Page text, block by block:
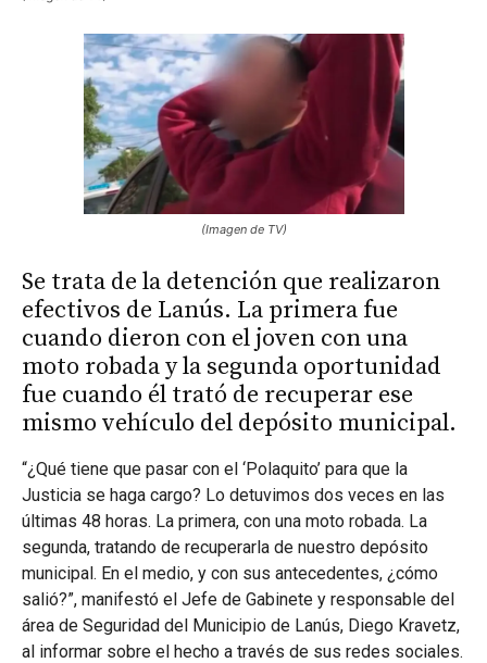
(Imagen de TV)
Se trata de la detención que realizaron
efectivos de Lanús. La primera fue
cuando dieron con el joven con una
moto robada y la segunda oportunidad
fue cuando él trató de recuperar ese
mismo vehículo del depósito municipal.
“¿Qué tiene que pasar con el ‘Polaquito’ para que la
Justicia se haga cargo? Lo detuvimos dos veces en las
últimas 48 horas. La primera, con una moto robada. La
segunda, tratando de recuperarla de nuestro depósito
municipal. En el medio, y con sus antecedentes, ¿cómo
salió?”, manifestó el Jefe de Gabinete y responsable del
área de Seguridad del Municipio de Lanús, Diego Kravetz,
al informar sobre el hecho a través de sus redes sociales.